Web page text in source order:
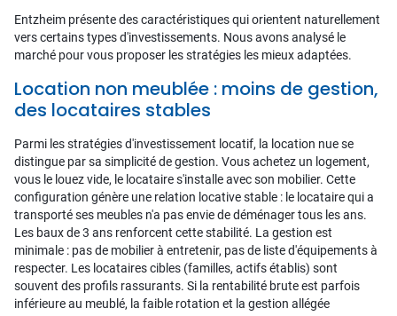
Entzheim présente des caractéristiques qui orientent naturellement
vers certains types d'investissements. Nous avons analysé le
marché pour vous proposer les stratégies les mieux adaptées.
Location non meublée : moins de gestion,
des locataires stables
Parmi les stratégies d'investissement locatif, la location nue se
distingue par sa simplicité de gestion. Vous achetez un logement,
vous le louez vide, le locataire s'installe avec son mobilier. Cette
configuration génère une relation locative stable : le locataire qui a
transporté ses meubles n'a pas envie de déménager tous les ans.
Les baux de 3 ans renforcent cette stabilité. La gestion est
minimale : pas de mobilier à entretenir, pas de liste d'équipements à
respecter. Les locataires cibles (familles, actifs établis) sont
souvent des profils rassurants. Si la rentabilité brute est parfois
inférieure au meublé, la faible rotation et la gestion allégée